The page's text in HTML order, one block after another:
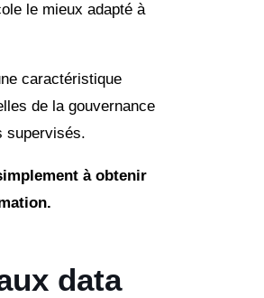
le mieux adapté à
caractéristique
de la gouvernance
supervisés.
à obtenir
data